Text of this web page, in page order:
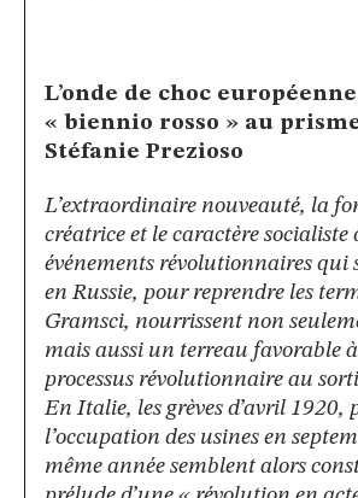
L’onde de choc
« biennio rosso » au
Stéfanie Prezioso
L’extraordinaire nouveauté, la
créatrice et le caractère socialiste
événements révolutionnaires qui
en Russie, pour reprendre les
Gramsci, nourrissent non
mais aussi un terreau favorable
processus révolutionnaire au
En Italie, les grèves d’avril 1920,
l’occupation des usines en
même année semblent alors